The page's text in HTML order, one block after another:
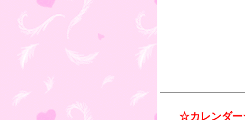
☆カレンダ